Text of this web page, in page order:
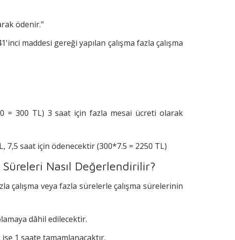
ödenir."
maddesi gereği yapılan çalışma fazla çalışma
= 300 TL) 3 saat için fazla mesai ücreti olarak
7,5 saat için ödenecektir (300*7.5 = 2250 TL)
Süreleri Nasıl Değerlendirilir?
çalışma veya fazla sürelerle çalışma sürelerinin
dâhil edilecektir.
1 saate tamamlanacaktır.